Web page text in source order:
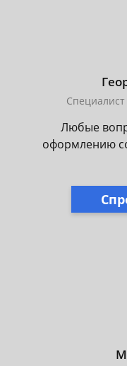
Любые
оформлению